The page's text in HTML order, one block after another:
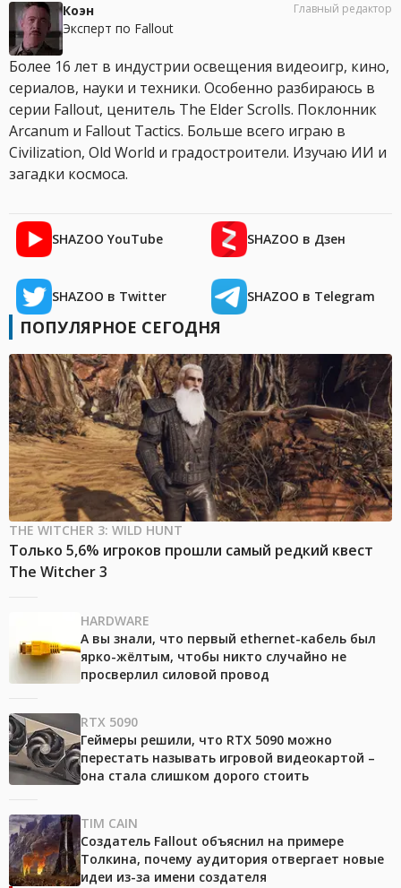
Коэн
Эксперт по Fallout
Главный редактор
Более 16 лет в индустрии освещения видеоигр, кино,
сериалов, науки и техники. Особенно разбираюсь в
серии Fallout, ценитель The Elder Scrolls. Поклонник
Arcanum и Fallout Tactics. Больше всего играю в
Civilization, Old World и градостроители. Изучаю ИИ и
загадки космоса.
SHAZOO YouTube SHAZOO в Дзен
SHAZOO в Twitter SHAZOO в Telegram
ПОПУЛЯРНОЕ СЕГОДНЯ
THE WITCHER 3: WILD HUNT
Только 5,6% игроков прошли самый редкий квест
The Witcher 3
HARDWARE
А вы знали, что первый ethernet-кабель был
ярко-жёлтым, чтобы никто случайно не
просверлил силовой провод
RTX 5090
Геймеры решили, что RTX 5090 можно
перестать называть игровой видеокартой –
она стала слишком дорого стоить
TIM CAIN
Создатель Fallout объяснил на примере
Толкина, почему аудитория отвергает новые
идеи из-за имени создателя